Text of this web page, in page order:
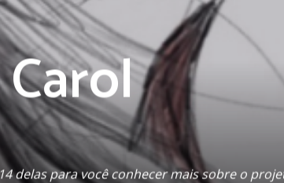
delas para você conhecer mais sobre o